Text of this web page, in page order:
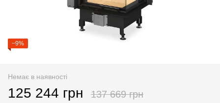
−9%
Немає в наявності
125 244 грн 137 669 грн